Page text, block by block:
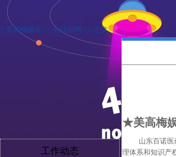
> 美高梅娱乐 >> 在线招聘 >> 正文
工作动态
★美高梅
山东百诺
理体系和知识产